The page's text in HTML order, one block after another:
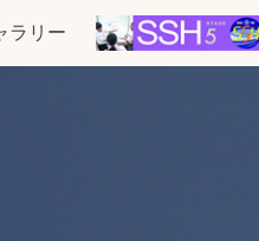
ラリー